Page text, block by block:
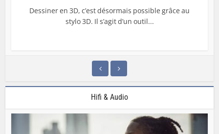
Dessiner en 3D, c’est désormais possible grâce au
stylo 3D. Il s’agit d’un outil...
Hifi & Audio